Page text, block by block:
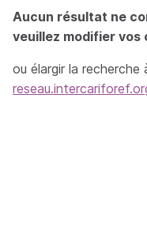
Aucun résultat ne
veuillez modifier vos
ou élargir la